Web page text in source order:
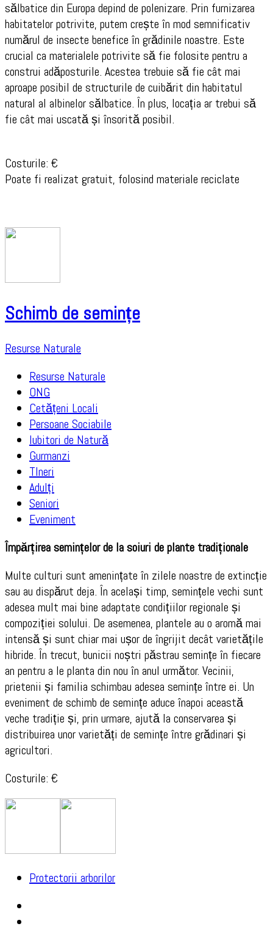
sălbatice din Europa depind de polenizare. Prin furnizarea
habitatelor potrivite, putem crește în mod semnificativ
numărul de insecte benefice în grădinile noastre. Este
crucial ca materialele potrivite să fie folosite pentru a
construi adăposturile. Acestea trebuie să fie cât mai
aproape posibil de structurile de cuibărit din habitatul
natural al albinelor sălbatice. În plus, locația ar trebui să
fie cât mai uscată și însorită posibil.
Costurile: €
Poate fi realizat gratuit, folosind materiale reciclate
Schimb de semințe
Resurse Naturale
Resurse Naturale
ONG
Cetățeni Locali
Persoane Sociabile
Iubitori de Natură
Gurmanzi
TIneri
Adulți
Seniori
Eveniment
Împărțirea semințelor de la soiuri de plante tradiționale
Multe culturi sunt amenințate în zilele noastre de extincție
sau au dispărut deja. În același timp, semințele vechi sunt
adesea mult mai bine adaptate condițiilor regionale și
compoziției solului. De asemenea, plantele au o aromă mai
intensă și sunt chiar mai ușor de îngrijit decât varietățile
hibride. În trecut, bunicii noștri păstrau semințe în fiecare
an pentru a le planta din nou în anul următor. Vecinii,
prietenii și familia schimbau adesea semințe între ei. Un
eveniment de schimb de semințe aduce înapoi această
veche tradiție și, prin urmare, ajută la conservarea și
distribuirea unor varietăți de semințe între grădinari și
agricultori.
Costurile: €
Protectorii arborilor